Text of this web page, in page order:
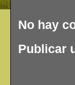
No hay
Publicar